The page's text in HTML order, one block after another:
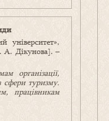
А. Дікунова]. –
організації,
сфери туризму.
працівникам